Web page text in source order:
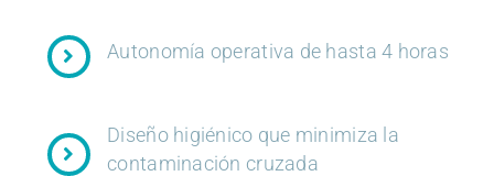
Autonomía operativa de hasta 4 horas
Diseño higiénico que minimiza la
contaminación cruzada